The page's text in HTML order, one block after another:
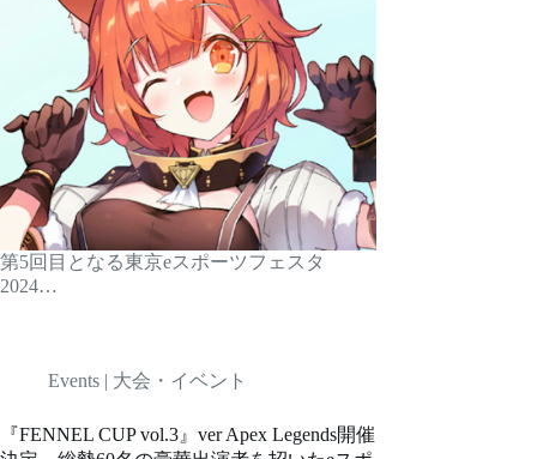
第5回目となる東京eスポーツフェスタ
2024…
Events | 大会・イベント
『FENNEL CUP vol.3』ver Apex Legends開催